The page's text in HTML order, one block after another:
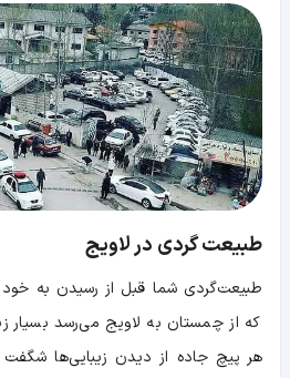
طبیعت گردی در لاویج
طبیعت‌گردی شما قبل از رسیدن به خود
که از چمستان به لاویج می‌رسد
هر پیچ جاده از دیدن زیبایی‌ها